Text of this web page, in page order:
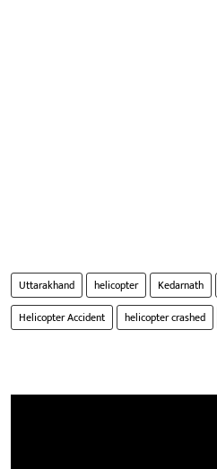
Uttarakhand helicopter Kedarnath
Helicopter Accident
helicopter crashed